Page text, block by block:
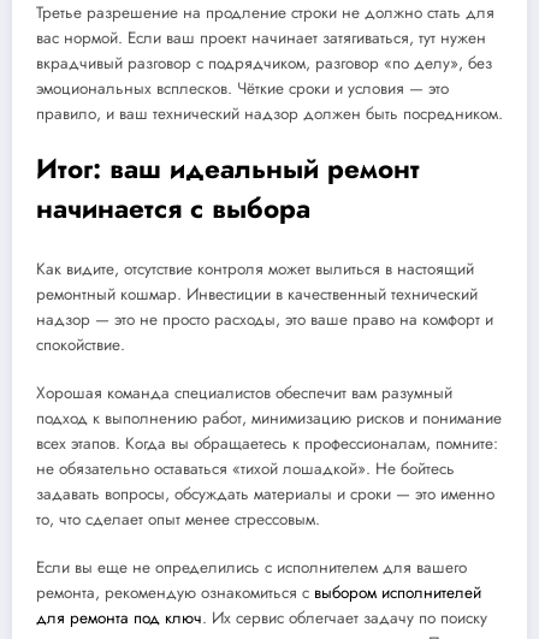
Третье разрешение на продление строки не должно стать для
вас нормой. Если ваш проект начинает затягиваться, тут нужен
вкрадчивый разговор с подрядчиком, разговор «по делу», без
эмоциональных всплесков. Чёткие сроки и условия — это
правило, и ваш технический надзор должен быть посредником.
Итог: ваш идеальный ремонт
начинается с выбора
Как видите, отсутствие контроля может вылиться в настоящий
ремонтный кошмар. Инвестиции в качественный технический
надзор — это не просто расходы, это ваше право на комфорт и
спокойствие.
Хорошая команда специалистов обеспечит вам разумный
подход к выполнению работ, минимизацию рисков и понимание
всех этапов. Когда вы обращаетесь к профессионалам, помните:
не обязательно оставаться «тихой лошадкой». Не бойтесь
задавать вопросы, обсуждать материалы и сроки — это именно
то, что сделает опыт менее стрессовым.
Если вы еще не определились с исполнителем для вашего
ремонта, рекомендую ознакомиться с выбором исполнителей
для ремонта под ключ. Их сервис облегчает задачу по поиску